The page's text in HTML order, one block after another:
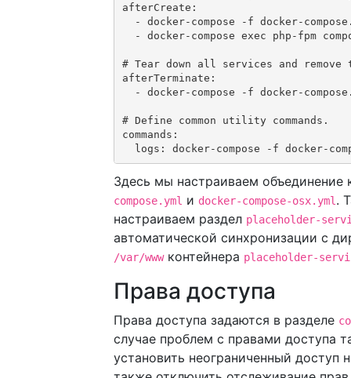
afterCreate:
- docker-compose -f docker-
- docker-compose exec php-fpm
# Tear down all services and
afterTerminate:
- docker-compose -f docker-
# Define common utility commands.
commands:
logs: docker-compose -f docker-
Здесь мы настраиваем объединение
compose.yml и docker-compose-osx.yml .
настраиваем раздел placeholder-
автоматической синхронизации c
/var/wwwконтейнера placeholder-
Права доступа
Права доступа задаются в разделе
случае проблем с правами доступа
установить неограниченный доступ